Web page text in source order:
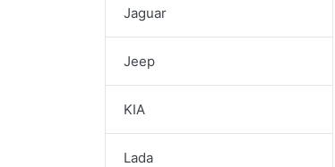
Jaguar
Jeep
KIA
Lada